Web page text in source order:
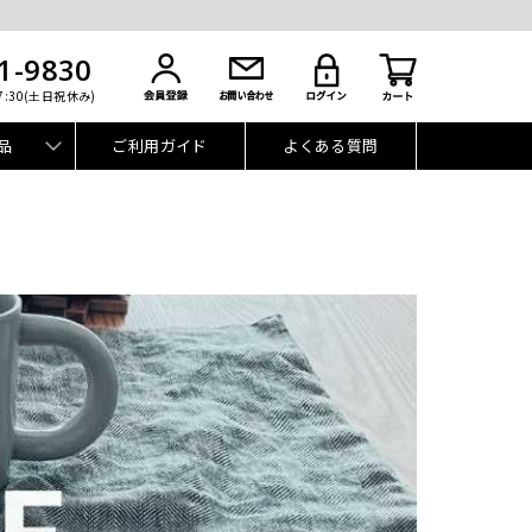
9830
土日祝休み)
ご利用ガイド よくある質問